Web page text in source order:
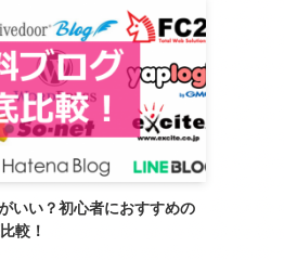
いい？初心者におすすめの
較！